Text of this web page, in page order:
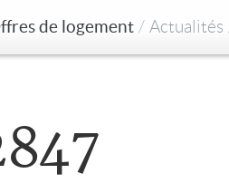
de logement / Actualités